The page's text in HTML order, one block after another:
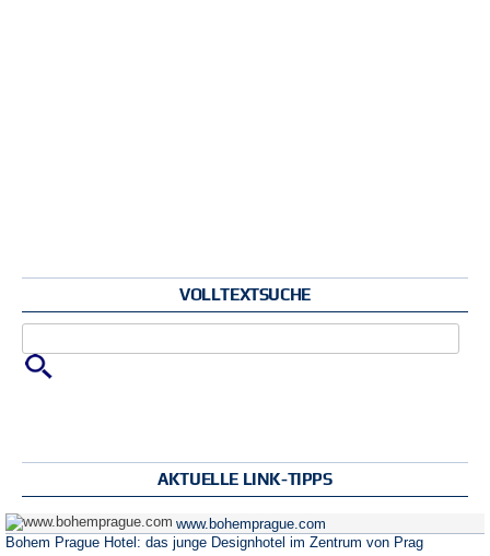
VOLLTEXTSUCHE
AKTUELLE LINK-TIPPS
www.bohemprague.com
Bohem Prague Hotel: das junge Designhotel im Zentrum von Prag